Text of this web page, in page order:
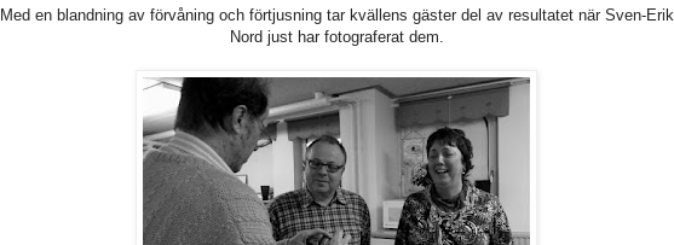
Med en blandning av förvåning och förtjusning tar kvällens gäster del av resultatet när Sven-Erik
Nord just har fotograferat dem.